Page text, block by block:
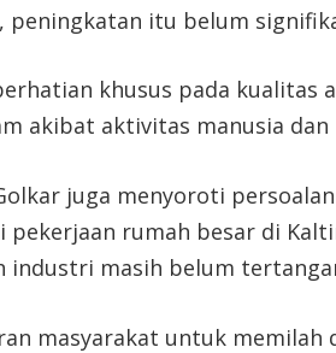
peningkatan itu belum
khusus pada kualitas
akibat aktivitas manusia dan
juga menyoroti
pekerjaan rumah besar di
industri masih belum
masyarakat untuk